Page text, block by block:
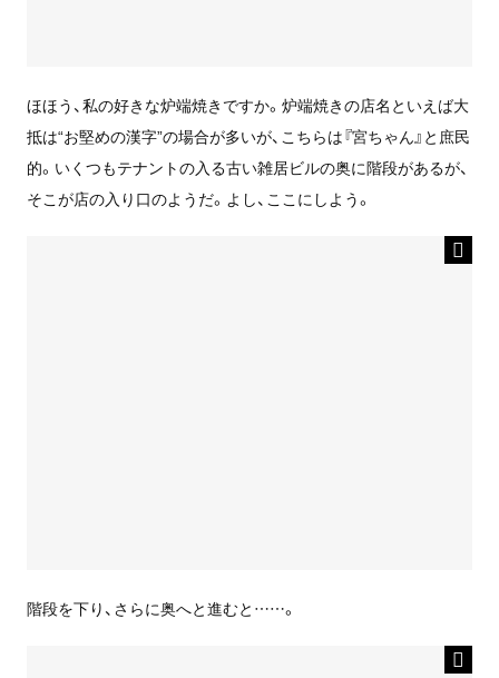
ほほう、私の好きな炉端焼きですか。炉端焼きの店名といえば大
抵は“お堅めの漢字”の場合が多いが、こちらは『宮ちゃん』と庶民
的。いくつもテナントの入る古い雑居ビルの奥に階段があるが、
そこが店の入り口のようだ。よし、ここにしよう。
階段を下り、さらに奥へと進むと……。